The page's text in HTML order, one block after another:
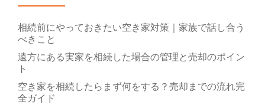
相続前にやっておきたい空き家対策｜家族で話し合う
べきこと
遠方にある実家を相続した場合の管理と売却のポイン
ト
空き家を相続したらまず何をする？売却までの流れ完
全ガイド